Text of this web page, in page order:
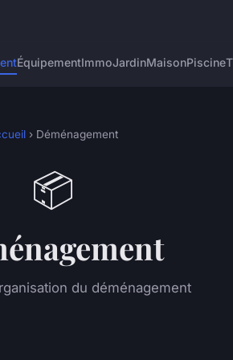
ÉquipementImmoJardinMaisonPiscine
› Déménagement
📦
du déménagement